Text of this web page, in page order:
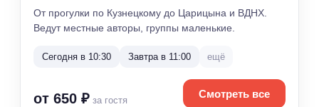
От прогулки по Кузнецкому до Царицына и ВДНХ.
Ведут местные авторы, группы маленькие.
Сегодня в 10:30 Завтра в 11:00 ещё
от 650 ₽ за гостя
Смотреть все